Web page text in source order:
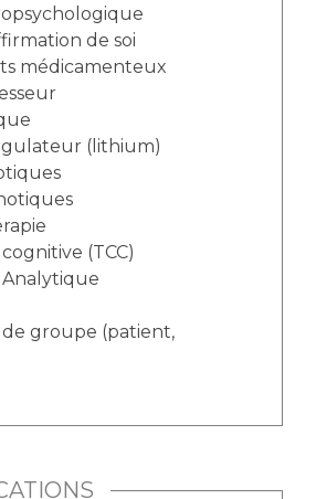
de soi
médicamenteux
(lithium)
(TCC)
Analytique
de groupe (patient,